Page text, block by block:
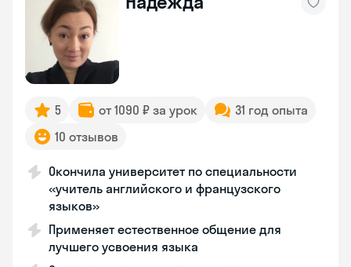
5 от 1090 ₽ за урок
31 год опыта
10 отзывов
Окончила университет по специальности
«учитель английского и французского
языков»
Применяет естественное общение для
лучшего усвоения языка